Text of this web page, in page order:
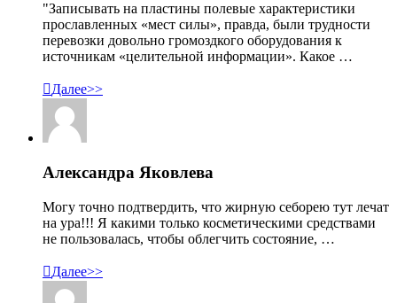
"Записывать на пластины полевые характеристики
прославленных «мест силы», правда, были трудности
перевозки довольно громоздкого оборудования к
источникам «целительной информации». Какое …
Далее>>
Александра Яковлева
Могу точно подтвердить, что жирную себорею тут лечат
на ура!!! Я какими только косметическими средствами
не пользовалась, чтобы облегчить состояние, …
Далее>>